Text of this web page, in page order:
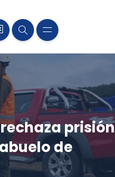
prisión
de